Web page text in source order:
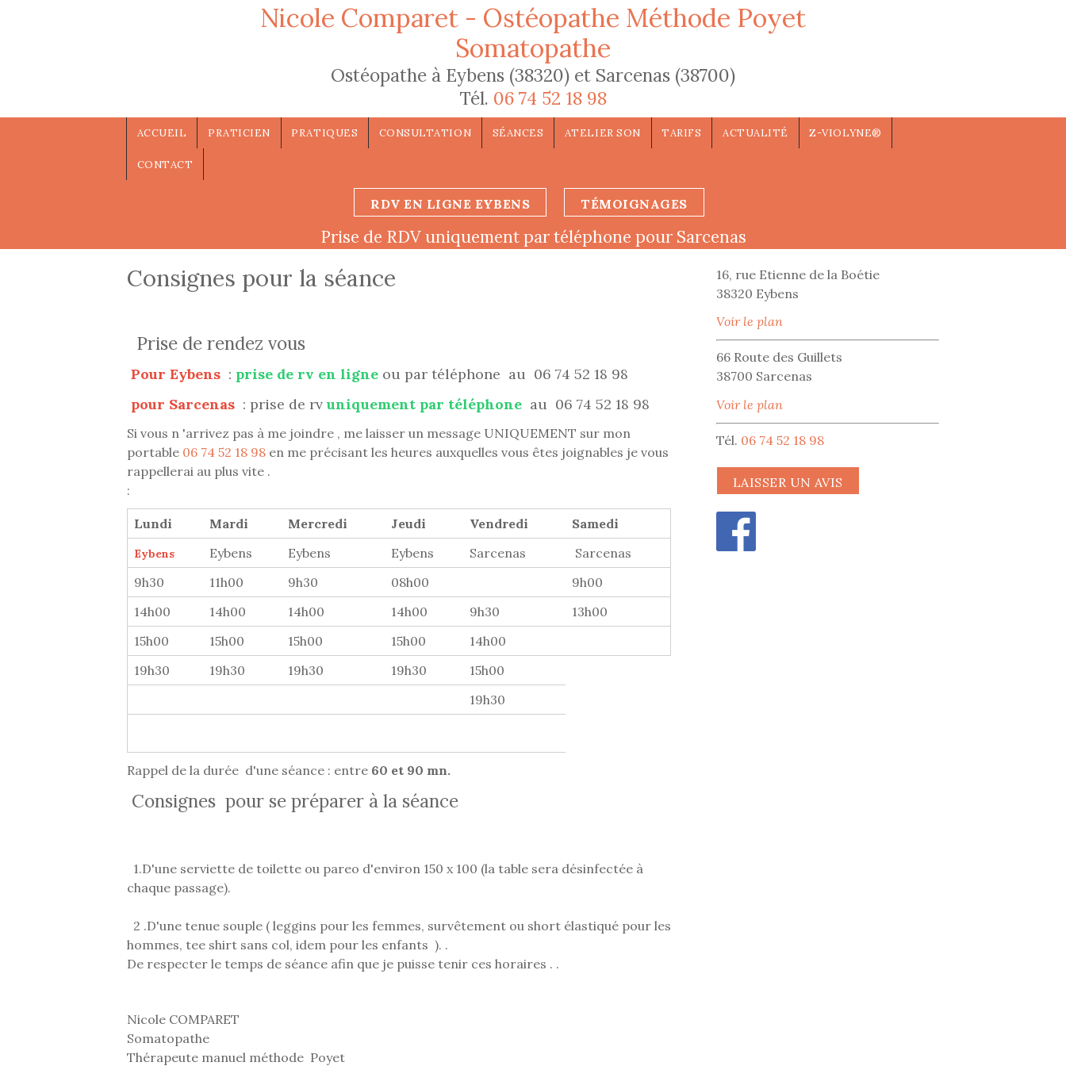
Nicole Comparet - Ostéopathe Méthode Poyet
Somatopathe
Ostéopathe à Eybens (38320) et Sarcenas (38700)
Tél. 06 74 52 18 98
ACCUEIL PRATICIEN PRATIQUES CONSULTATION SÉANCES ATELIER SON TARIFS ACTUALITÉ Z-VIOLYNE®
CONTACT
RDV EN LIGNE EYBENS TÉMOIGNAGES
Prise de RDV uniquement par téléphone pour Sarcenas
Consignes pour la séance
Prise de rendez vous
Pour Eybens : prise de rv en ligne ou par téléphone au 06 74 52 18 98
pour Sarcenas : prise de rvuniquement par téléphone au 06 74 52 18 98
Si vous n 'arrivez pas à me joindre , me laisser un message UNIQUEMENT sur mon
portable 06 74 52 18 98 en me précisant les heures auxquelles vous êtes joignables je vous
rappellerai au plus vite .
:
Lundi Mardi Mercredi Jeudi Vendredi Samedi
Eybens Eybens Eybens Eybens Sarcenas
Sarcenas
9h30
11h00 9h30 08h00
9h00
14h00
14h00 14h00 14h00 9h30
13h00
15h00
15h00 15h00 15h00
14h00
19h30
19h30 19h30 19h30
15h00
19h30
Rappel de la durée d'une séance : entre 60 et 90 mn.
Consignes pour se préparer à la séance
1.D'une serviette de toilette ou pareo d'environ 150 x 100 (la table sera désinfectée à
chaque passage).
2 .D'une tenue souple ( leggins pour les femmes, survêtement ou short élastiqué pour les
hommes, tee shirt sans col, idem pour les enfants ). .
De respecter le temps de séance afin que je puisse tenir ces horaires . .
Nicole COMPARET
Somatopathe
Thérapeute manuel méthode Poyet
16, rue Etienne de la Boétie
38320 Eybens
Voir le plan
66 Route des Guillets
38700 Sarcenas
Voir le plan
Tél. 06 74 52 18 98
LAISSER UN AVIS